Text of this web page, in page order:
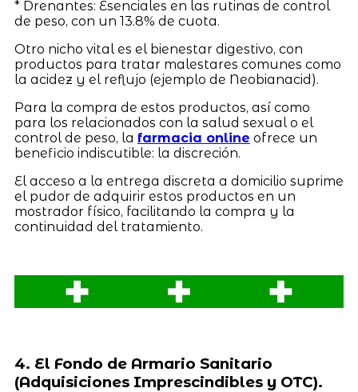
* Drenantes: Esenciales en las rutinas de control
de peso, con un 13.8% de cuota.
Otro nicho vital es el bienestar digestivo, con
productos para tratar malestares comunes como
la acidez y el reflujo (ejemplo de Neobianacid).
Para la compra de estos productos, así como
para los relacionados con la salud sexual o el
control de peso, la farmacia online ofrece un
beneficio indiscutible: la discreción.
El acceso a la entrega discreta a domicilio suprime
el pudor de adquirir estos productos en un
mostrador físico, facilitando la compra y la
continuidad del tratamiento.
4. El Fondo de Armario Sanitario
(Adquisiciones Imprescindibles y OTC).